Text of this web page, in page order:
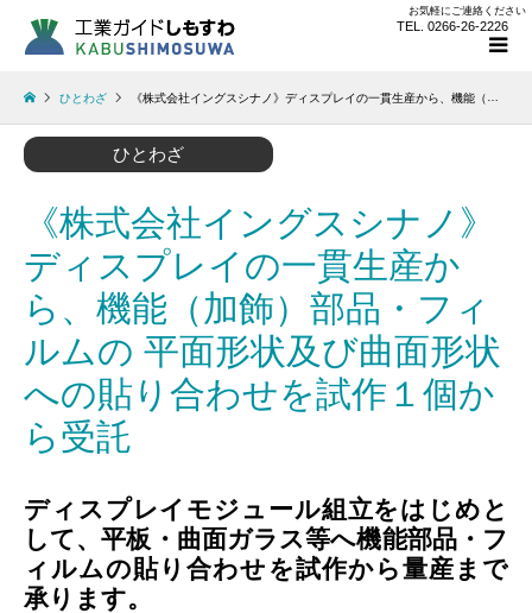
お気軽にご連絡ください
TEL. 0266-26-2226
ひとわざ 《株式会社イングスシナノ》ディスプレイの一貫生産から、機能（加飾）部品・フィルムの 平面形状及び曲面形状への貼り合わせを試作１個から受託
ひとわざ
《株式会社イングスシナノ》
ディスプレイの一貫生産か
ら、機能（加飾）部品・フィ
ルムの 平面形状及び曲面形状
への貼り合わせを試作１個か
ら受託
ディスプレイモジュール組立をはじめと
して、平板・曲面ガラス等へ機能部品・フ
ィルムの貼り合わせを試作から量産まで
承ります。